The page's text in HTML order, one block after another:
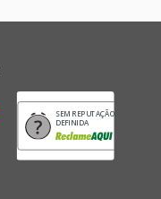
SEM REPUTAÇÃO
DEFINIDA